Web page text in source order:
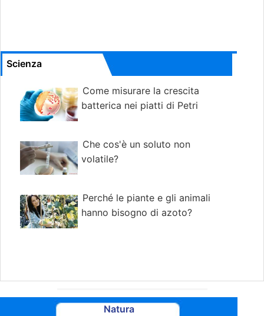
Scienza
Come misurare la crescita
batterica nei piatti di Petri
Che cos'è un soluto non
volatile?
Perché le piante e gli animali
hanno bisogno di azoto?
Natura